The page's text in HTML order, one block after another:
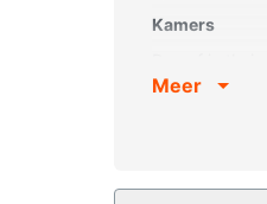
Kamers
beschikken
Restaurant
Meer